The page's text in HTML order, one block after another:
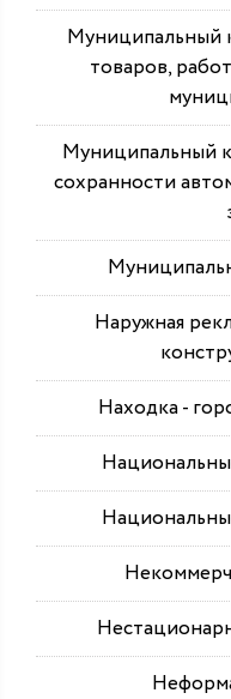
Муниципальный
товаров,
Муниципальный
сохранности
Наружная
Находка -